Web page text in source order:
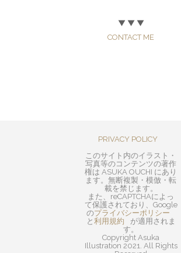
▼ ▼ ▼
CONTACT ME
PRIVACY POLICY
このサイト内のイラスト・
写真等のコンテンツの著作
権は ASUKA OUCHI にあり
ます。無断複製・模倣・転
載を禁じます。
また、reCAPTCHAによっ
て保護されており、Google
のプライバシーポリシー
と 利用規約
が適用されま
す。
Copyright Asuka
Illustration 2021. All Rights